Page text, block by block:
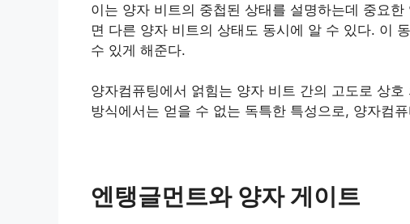
이는 양자 비트의 중첩된 상태를 설명하는데 중요
면 다른 양자 비트의 상태도 동시에 알 수 있다. 이
수 있게 해준다.
양자컴퓨팅에서 얽힘는 양자 비트 간의 고도로 상
방식에서는 얻을 수 없는 독특한 특성으로, 양자컴
엔탱글먼트와 양자 게이트